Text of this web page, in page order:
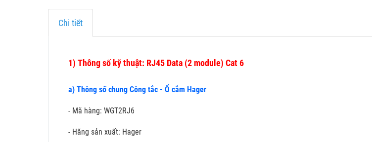
Chi tiết
1) Thông số kỹ thuật: RJ45 Data (2 module) Cat 6
a) Thông số chung Công tắc - Ổ cắm Hager
- Mã hàng: WGT2RJ6
- Hãng sản xuất: Hager